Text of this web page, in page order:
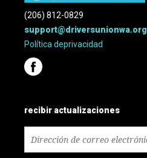
(206) 812-0829
support@driversunionwa.org
Política deprivacidad
recibir actualizaciones